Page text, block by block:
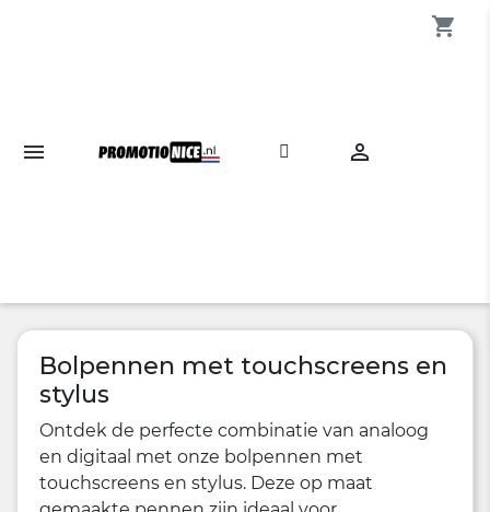

shopping_cart
Bolpennen met touchscreens en
stylus
Ontdek de perfecte combinatie van analoog
en digitaal met onze bolpennen met
touchscreens en stylus. Deze op maat